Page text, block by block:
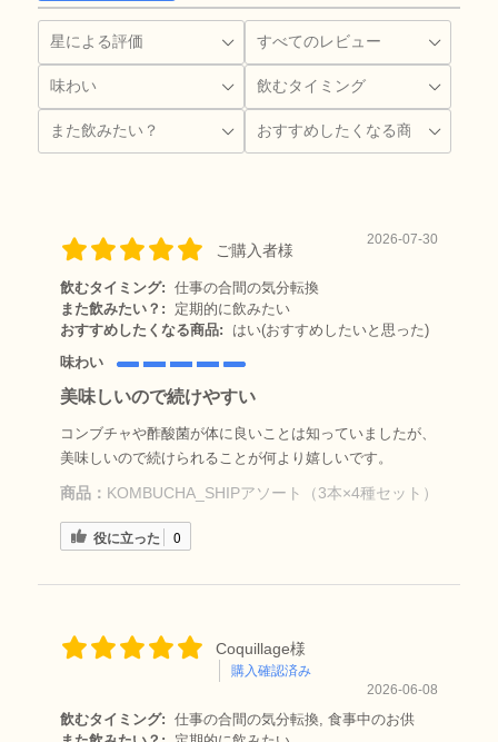
ご購入者様
2026-07-30
飲むタイミング: 仕事の合間の気分転換
また飲みたい？:
定期的に飲みたい
おすすめしたくなる商品:
はい(おすすめしたいと思った)
味わい
美味しいので続けやすい
コンブチャや酢酸菌が体に良いことは知っていましたが、
美味しいので続けられることが何より嬉しいです。
商品： KOMBUCHA_SHIPアソート（3本×4種セット）
役に立った 0
Coquillage様
購入確認済み
2026-06-08
飲むタイミング: 仕事の合間の気分転換, 食事中のお供